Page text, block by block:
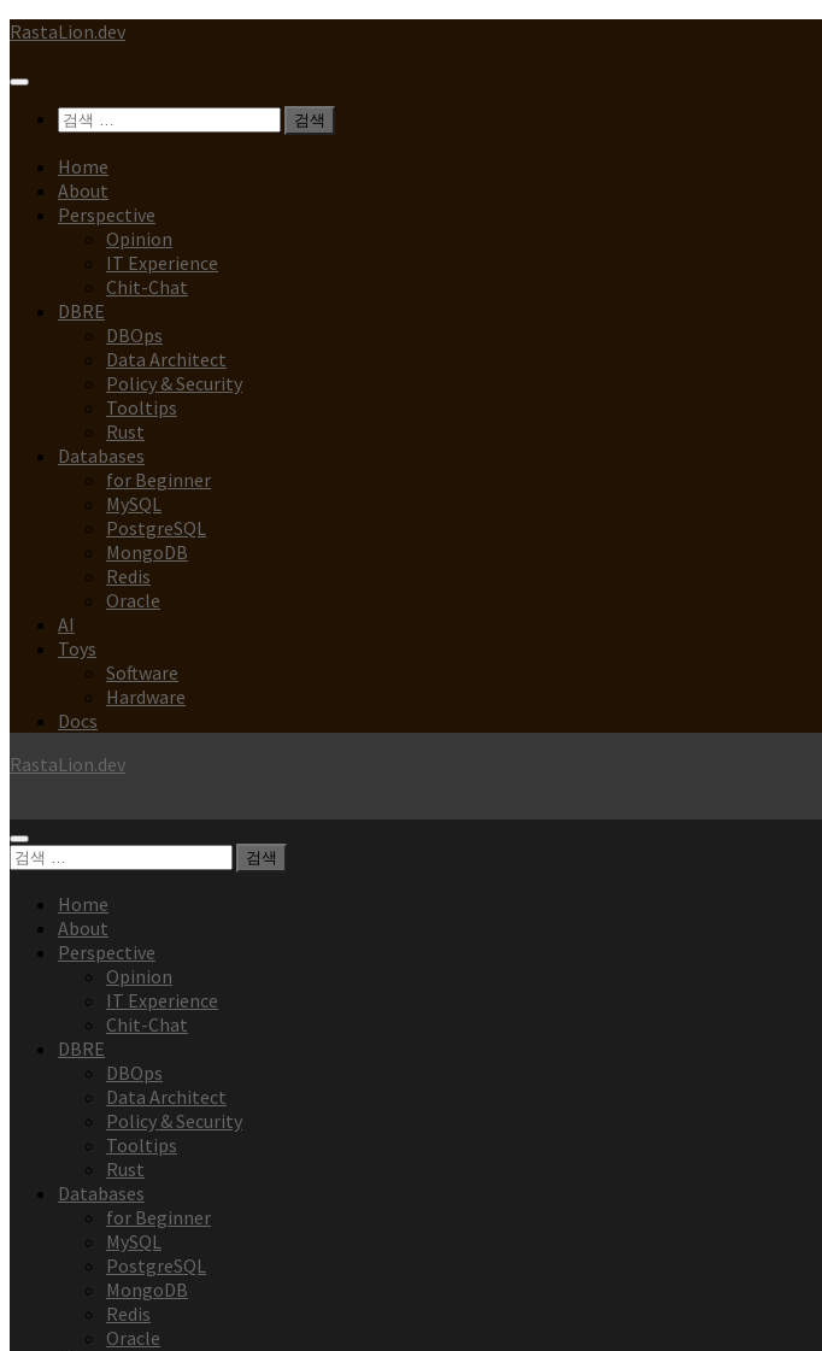
Skip
content
RastaLion.dev
검
Home
About
Perspective
Opinion
IT Experience
Chit-Chat
DBRE
DBOps
Data Architect
Policy & Security
Tooltips
Rust
Databases
for Beginner
MySQL
PostgreSQL
MongoDB
Redis
Oracle
AI
Toys
Software
Hardware
Docs
RastaLion.dev
검
Home
About
Perspective
Opinion
IT Experience
Chit-Chat
DBRE
DBOps
Data Architect
Policy & Security
Tooltips
Rust
Databases
for Beginner
MySQL
PostgreSQL
MongoDB
Redis
Oracle